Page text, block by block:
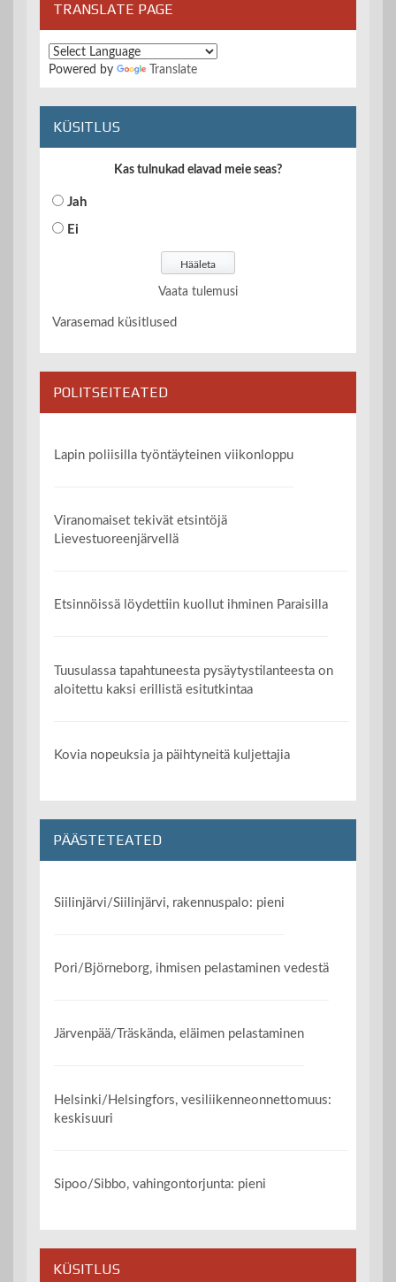
TRANSLATE PAGE
Powered by Translate
KÜSITLUS
Kas tulnukad elavad meie seas?
Jah
Ei
Vaata tulemusi
Varasemad küsitlused
POLITSEITEATED
Lapin poliisilla työntäyteinen viikonloppu
Viranomaiset tekivät etsintöjä
Lievestuoreenjärvellä
Etsinnöissä löydettiin kuollut ihminen Paraisilla
Tuusulassa tapahtuneesta pysäytystilanteesta on
aloitettu kaksi erillistä esitutkintaa
Kovia nopeuksia ja päihtyneitä kuljettajia
PÄÄSTETEATED
Siilinjärvi/Siilinjärvi, rakennuspalo: pieni
Pori/Björneborg, ihmisen pelastaminen vedestä
Järvenpää/Träskända, eläimen pelastaminen
Helsinki/Helsingfors, vesiliikenneonnettomuus:
keskisuuri
Sipoo/Sibbo, vahingontorjunta: pieni
KÜSITLUS